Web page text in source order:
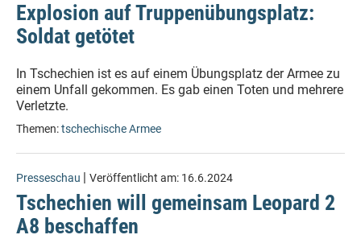
Explosion auf Truppenübungsplatz:
Soldat getötet
In Tschechien ist es auf einem Übungsplatz der Armee zu
einem Unfall gekommen. Es gab einen Toten und mehrere
Verletzte.
Themen:tschechische Armee
Presseschau | Veröffentlicht am: 16.6.2024
Tschechien will gemeinsam Leopard 2
A8 beschaffen